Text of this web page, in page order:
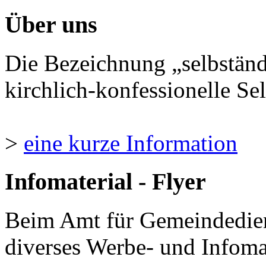
Über uns
Die Bezeichnung
kirchlich-konfessionelle
> eine kurze Information
Infomaterial - Flyer
Beim Amt für
diverses Werbe- und